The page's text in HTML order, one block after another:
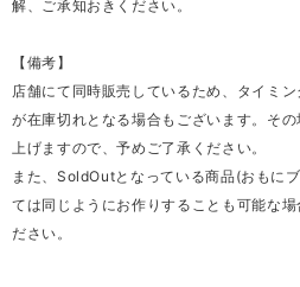
解、ご承知おきください。
【備考】
店舗にて同時販売しているため、タイミ
が在庫切れとなる場合もございます。そ
上げますので、予めご了承ください。
また、SoldOutとなっている商品(おもに
ては同じようにお作りすることも可能な
ださい。